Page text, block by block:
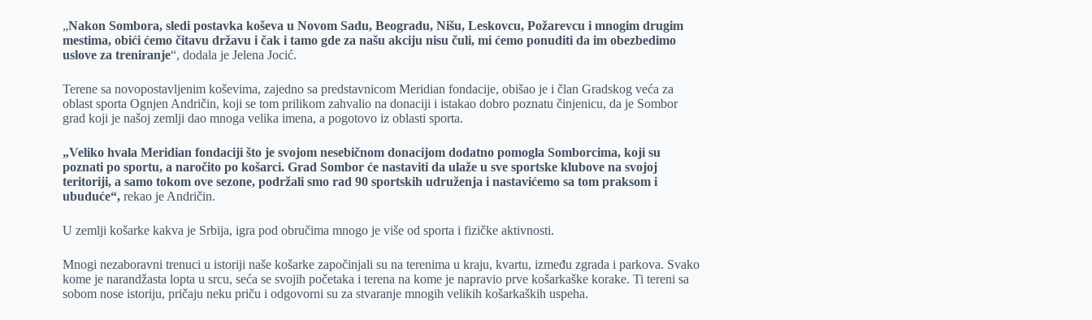
„Nakon Sombora, sledi postavka koševa u Novom Sadu, Beogradu, Nišu, Leskovcu, Požarevcu i mnogim drugim
mestima, obići ćemo čitavu državu i čak i tamo gde za našu akciju nisu čuli, mi ćemo ponuditi da im obezbedimo
uslove za treniranje“, dodala je Jelena Jocić.
Terene sa novopostavljenim koševima, zajedno sa predstavnicom Meridian fondacije, obišao je i član Gradskog veća za
oblast sporta Ognjen Andričin, koji se tom prilikom zahvalio na donaciji i istakao dobro poznatu činjenicu, da je Sombor
grad koji je našoj zemlji dao mnoga velika imena, a pogotovo iz oblasti sporta.
„Veliko hvala Meridian fondaciji što je svojom nesebičnom donacijom dodatno pomogla Somborcima, koji su
poznati po sportu, a naročito po košarci. Grad Sombor će nastaviti da ulaže u sve sportske klubove na svojoj
teritoriji, a samo tokom ove sezone, podržali smo rad 90 sportskih udruženja i nastavićemo sa tom praksom i
ubuduće“, rekao je Andričin.
U zemlji košarke kakva je Srbija, igra pod obručima mnogo je više od sporta i fizičke aktivnosti.
Mnogi nezaboravni trenuci u istoriji naše košarke započinjali su na terenima u kraju, kvartu, između zgrada i parkova. Svako
kome je narandžasta lopta u srcu, seća se svojih početaka i terena na kome je napravio prve košarkaške korake. Ti tereni sa
sobom nose istoriju, pričaju neku priču i odgovorni su za stvaranje mnogih velikih košarkaških uspeha.